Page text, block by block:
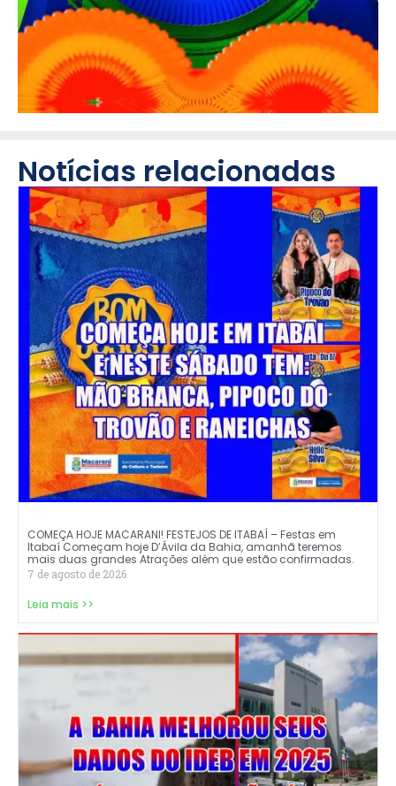
Notícias relacionadas
COMEÇA HOJE MACARANI! FESTEJOS DE ITABAÍ – Festas em
Itabaí Começam hoje D’Ávila da Bahia, amanhã teremos
mais duas grandes Atrações além que estão confirmadas.
7 de agosto de 2026
Leia mais >>